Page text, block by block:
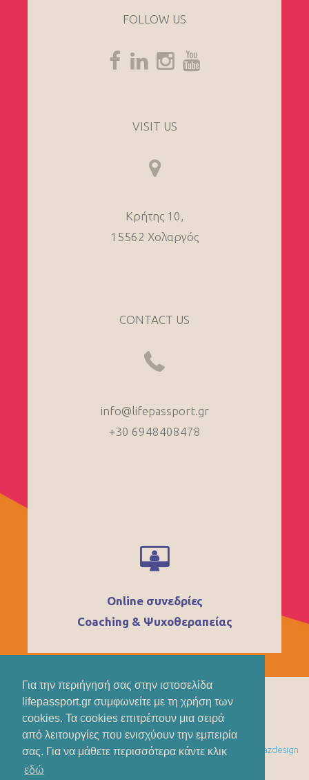
Για την περιήγησή σας στην ιστοσελίδα
lifepassport.gr συμφωνείτε με τη χρήση των
cookies. Τα cookies επιτρέπουν μια σειρά
από λειτουργίες που ενισχύουν την εμπειρία
σας. Για να μάθετε περισσότερα κάντε κλικ
εδώ
FOLLOW US
VISIT US
Κρήτης 10,
15562 Χολαργός
CONTACT US
info@lifepassport.gr
+30 6948408478
Online συνεδρίες
Coaching & Ψυχοθεραπείας
Όροι Χρήσης Design by zazdesign